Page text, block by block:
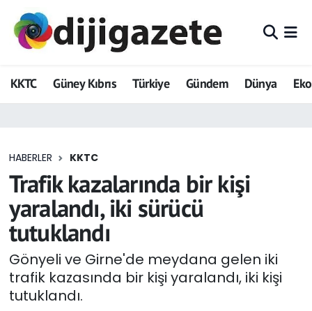
KKTC Güney Kıbrıs Türkiye Gündem Dünya
HABERLER KKTC
Trafik kazalarında bir kişi
yaralandı, iki sürücü
tutuklandı
Gönyeli ve Girne'de meydana gelen iki
trafik kazasında bir kişi yaralandı, iki kişi
tutuklandı.
ADVERTORIAL
Dijigazete
Eğitim
Ekonomi
Foto Galeri
GEZİ
Güncel
Hava Durumu
Trafik Durumu
Tüm Manşetler
Son Dakika Haberleri
Haber Arşivi